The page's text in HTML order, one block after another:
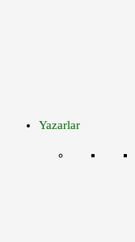
Yazarlar